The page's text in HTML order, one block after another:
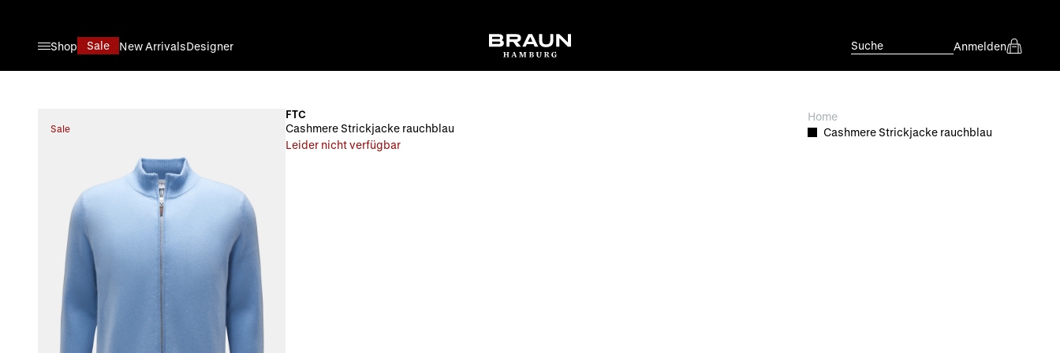
Shop
Sale New ArrivalsDesigner Suche Anmelden
Sale
FTC
Cashmere Strickjacke rauchblau
Leider nicht verfügbar
Home
Cashmere Strickjacke rauchblau